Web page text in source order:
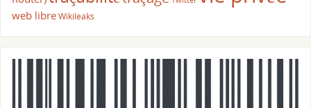
web libreWikileaks